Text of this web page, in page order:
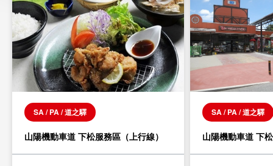
SA / PA / 道之驛
山陽機動車道 下松服務區（上行線）
SA / PA / 道之驛
山陽機動車道 下